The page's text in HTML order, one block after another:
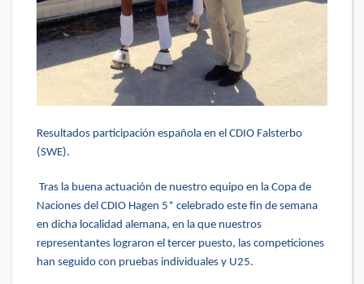
Resultados participación española en el CDIO Falsterbo
(SWE).
Tras la buena actuación de nuestro equipo en la Copa de
Naciones del CDIO Hagen 5* celebrado este fin de semana
en dicha localidad alemana, en la que nuestros
representantes lograron el tercer puesto, las competiciones
han seguido con pruebas individuales y U25.